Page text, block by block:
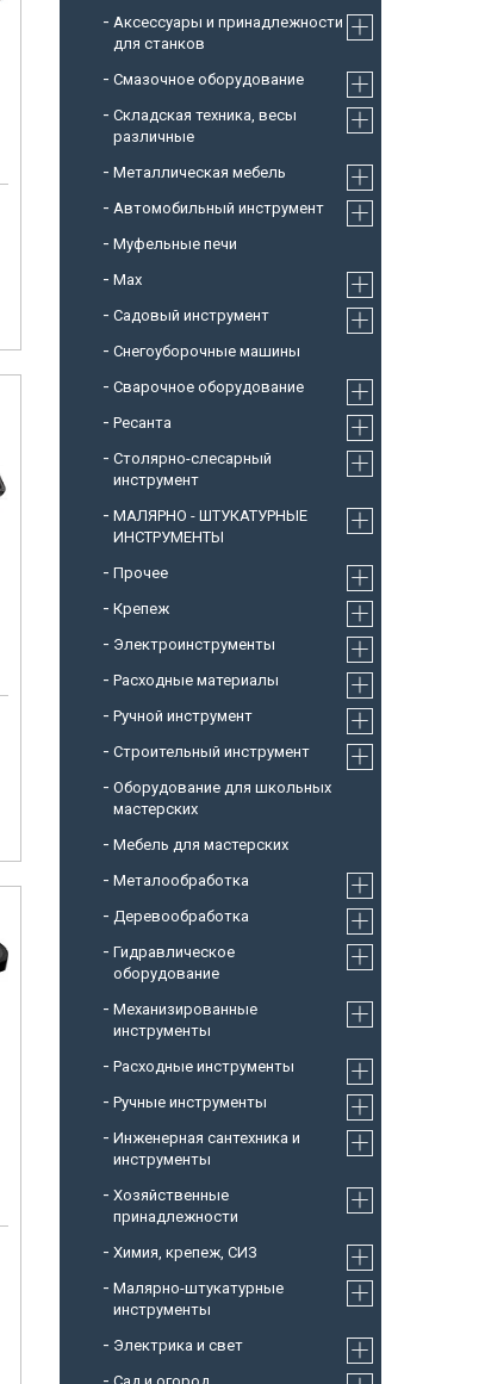
Аксессуары и принадлежности
для станков
Смазочное оборудование
Складская техника, весы
различные
Металлическая мебель
Автомобильный инструмент
Муфельные печи
Max
Садовый инструмент
Снегоуборочные машины
Cварочное оборудование
Ресанта
Столярно-слесарный
инструмент
МАЛЯРНО - ШТУКАТУРНЫЕ
ИНСТРУМЕНТЫ
Прочее
Крепеж
Электроинструменты
Расходные материалы
Ручной инструмент
Строительный инструмент
Оборудование для школьных
мастерских
Мебель для мастерских
Металообработка
Деревообработка
Гидравлическое
оборудование
Механизированные
инструменты
Расходные инструменты
Ручные инструменты
Инженерная сантехника и
инструменты
Хозяйственные
принадлежности
Химия, крепеж, СИЗ
Малярно-штукатурные
инструменты
Электрика и свет